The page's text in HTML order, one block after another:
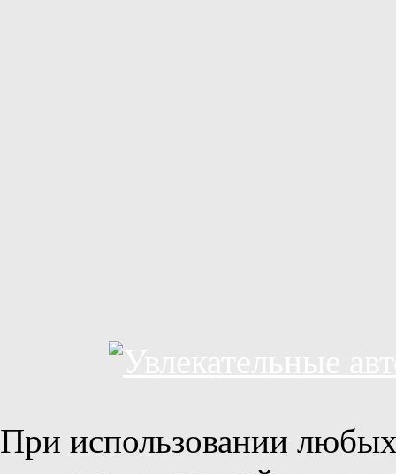
При использовании любых